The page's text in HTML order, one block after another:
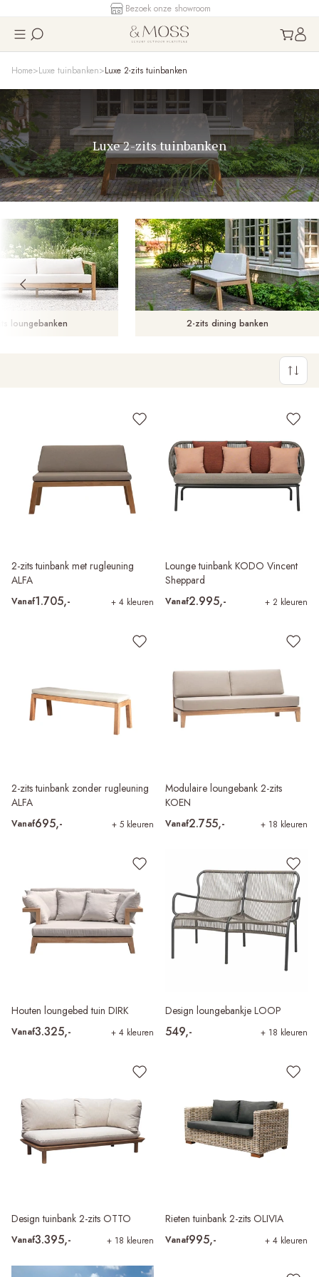
Bezoek onze showroom
Home Luxe tuinbanken Luxe 2-zits tuinbanken
Luxe 2-zits tuinbanken
loungebanken 2-zits dining banken
2-zits tuinbank met rugleuning
ALFA
Vanaf1.705,- + 4 kleuren
Lounge tuinbank KODO Vincent
Sheppard
Vanaf2.995,- + 2 kleuren
2-zits tuinbank zonder rugleuning
ALFA
Vanaf695,- + 5 kleuren
Modulaire loungebank 2-zits
KOEN
Vanaf2.755,- + 18 kleuren
Houten loungebed tuin DIRK
Vanaf3.325,- + 4 kleuren
Design loungebankje LOOP
549,- + 18 kleuren
Design tuinbank 2-zits OTTO
Vanaf3.395,- + 18 kleuren
Rieten tuinbank 2-zits OLIVIA
Vanaf995,- + 4 kleuren